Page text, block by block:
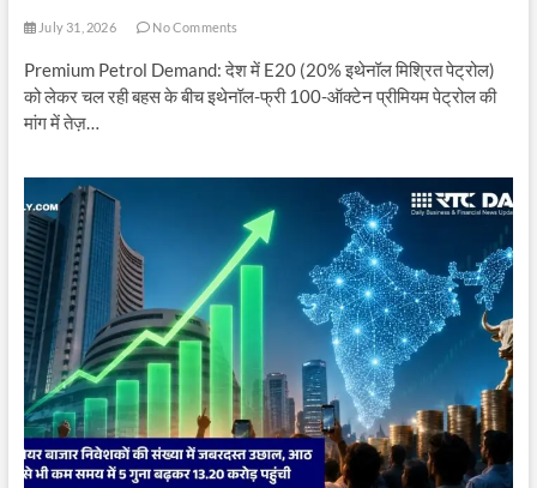
July 31, 2026 No Comments
Premium Petrol Demand: देश में E20 (20% इथेनॉल मिश्रित पेट्रोल)
को लेकर चल रही बहस के बीच इथेनॉल-फ्री 100-ऑक्टेन प्रीमियम पेट्रोल की
मांग में तेज़…